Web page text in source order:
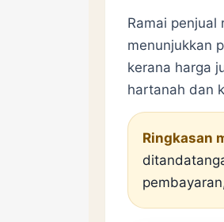
Ramai penjual
menunjukkan
kerana harga
hartanah dan
Ringkasan